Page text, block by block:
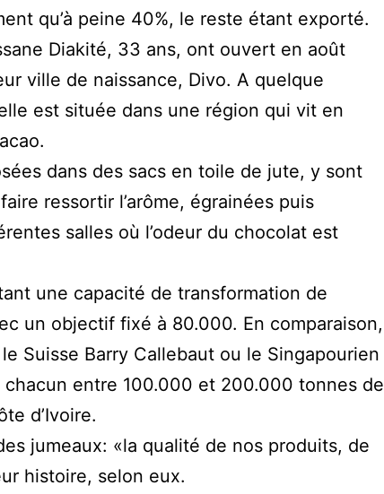
qu’à peine 40%, le reste étant exporté.
Diakité, 33 ans, ont ouvert en août
ville de naissance, Divo. A quelque
est située dans une région qui vit en
dans des sacs en toile de jute, y sont
ressortir l’arôme, égrainées puis
salles où l’odeur du chocolat est
une capacité de transformation de
un objectif fixé à 80.000. En comparaison,
le Suisse Barry Callebaut ou le Singapourien
chacun entre 100.000 et 200.000 tonnes de
d’Ivoire.
jumeaux: «la qualité de nos produits, de
histoire, selon eux.